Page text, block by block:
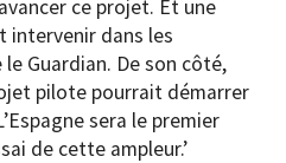
ce projet. Et une
intervenir dans les
Guardian. De son côté,
pilote pourrait démarrer
sera le premier
de cette ampleur.’